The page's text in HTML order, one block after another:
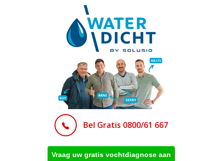
Bel Gratis 0800/61 667
Vraag uw gratis vochtdiagnose aan